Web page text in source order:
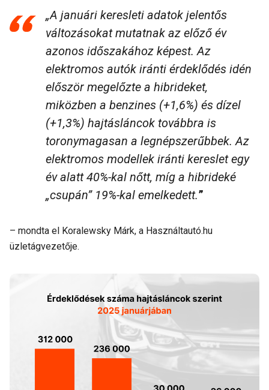
„A januári keresleti adatok jelentős
változásokat mutatnak az előző év
azonos időszakához képest. Az
elektromos autók iránti érdeklődés idén
először megelőzte a hibrideket,
miközben a benzines (+1,6%) és dízel
(+1,3%) hajtásláncok továbbra is
toronymagasan a legnépszerűbbek. Az
elektromos modellek iránti kereslet egy
év alatt 40%-kal nőtt, míg a hibrideké
„csupán” 19%-kal emelkedett.”
– mondta el Koralewsky Márk, a Használtautó.hu
üzletágvezetője.